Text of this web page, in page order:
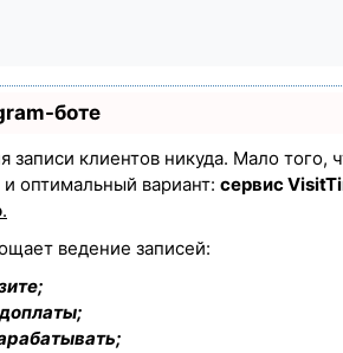
боте
записи клиентов никуда. Мало
оптимальный вариант: сервис
.
ведение записей: